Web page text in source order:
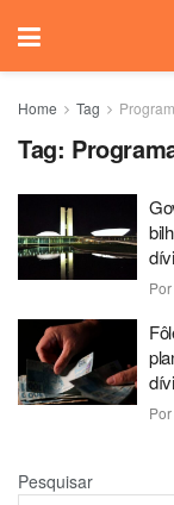
Home Tag
Tag:
Por
Por
Pesquisar